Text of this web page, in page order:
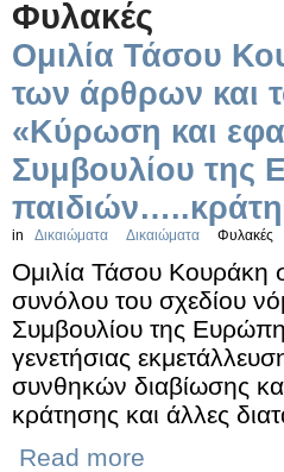
Φυλακές
Ομιλία Τάσου
των άρθρων και
«Κύρωση και
Συμβουλίου της
in Δικαιώματα Δικαιώματα Φυλακές
Ομιλία Τάσου Κουράκη
συνόλου του σχεδίου
Συμβουλίου της
γενετήσιας
συνθηκών διαβίωσης
κράτησης και άλλες
Read more